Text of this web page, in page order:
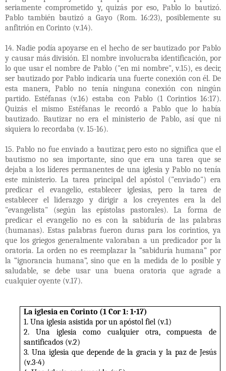
seriamente comprometido y, quizás por eso, Pablo lo bautizó.
Pablo también bautizó a Gayo (Rom. 16:23), posiblemente su
anfitrión en Corinto (v.14).
14. Nadie podía apoyarse en el hecho de ser bautizado por Pablo
y causar más división. El nombre involucraba identificación, por
lo que usar el nombre de Pablo ("en mi nombre", v.15), es decir,
ser bautizado por Pablo indicaría una fuerte conexión con él. De
esta manera, Pablo no tenía ninguna conexión con ningún
partido. Estéfanas (v.16) estaba con Pablo (1 Corintios 16:17).
Quizás el mismo Estéfanas le recordó a Pablo que lo había
bautizado. Bautizar no era el ministerio de Pablo, así que ni
siquiera lo recordaba (v. 15-16).
15. Pablo no fue enviado a bautizar, pero esto no significa que el
bautismo no sea importante, sino que era una tarea que se
dejaba a los líderes permanentes de una iglesia y Pablo no tenía
este ministerio. La tarea principal del apóstol ("enviado") era
predicar el evangelio, establecer iglesias, pero la tarea de
establecer el liderazgo y dirigir a los creyentes era la del
"evangelista" (según las epístolas pastorales). La forma de
predicar el evangelio no es con la sabiduría de las palabras
(humanas). Estas palabras fueron duras para los corintios, ya
que los griegos generalmente valoraban a un predicador por la
oratoria. La orden no es reemplazar la “sabiduría humana” por
la “ignorancia humana”, sino que en la medida de lo posible y
saludable, se debe usar una buena oratoria que agrade a
cualquier oyente (v.17).
La iglesia en Corinto (1 Cor 1: 1-17)
1. Una iglesia asistida por un apóstol fiel (v.1)
2. Una iglesia como cualquier otra, compuesta de
santificados (v.2)
3. Una iglesia que depende de la gracia y la paz de Jesús
(v.3-4)